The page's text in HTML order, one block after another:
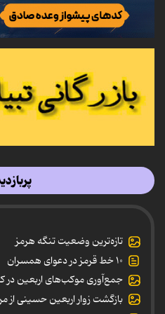
تازه‌ترین وضعیت تنگه هرمز
۱۰ خط قرمز در دعوای همسران
جمع‌آوری موکب‌های اربعین در
بازگشت زوار اربعین حسینی از